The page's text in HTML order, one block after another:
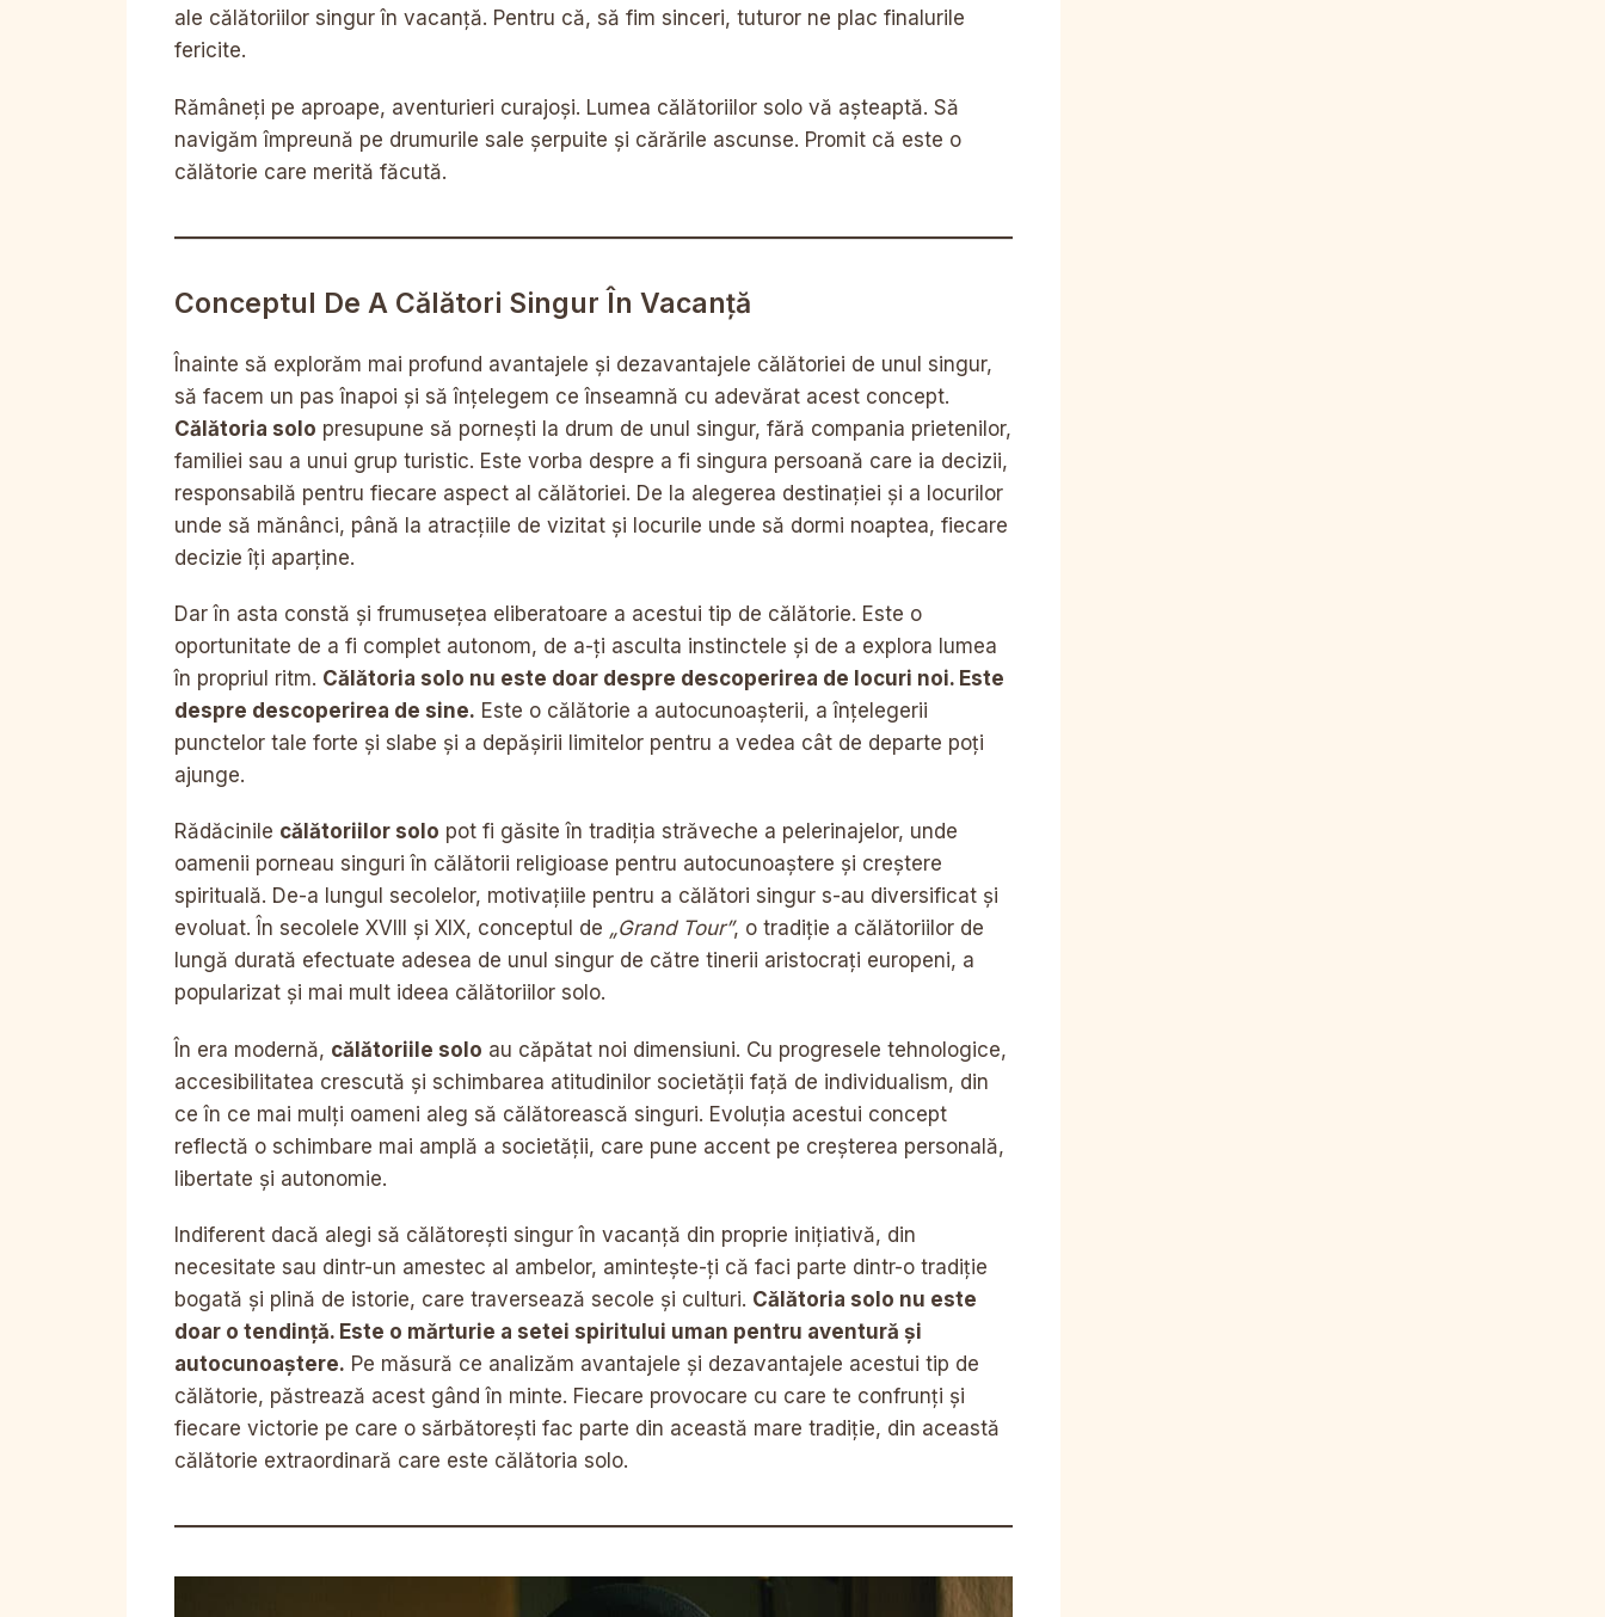
ale călătoriilor singur în vacanță. Pentru că, să fim sinceri, tuturor ne plac finalurile
fericite.
Rămâneți pe aproape, aventurieri curajoși. Lumea călătoriilor solo vă așteaptă. Să
navigăm împreună pe drumurile sale șerpuite și cărările ascunse. Promit că este o
călătorie care merită făcută.
Conceptul De A Călători Singur În Vacanță
Înainte să explorăm mai profund avantajele și dezavantajele călătoriei de unul singur,
să facem un pas înapoi și să înțelegem ce înseamnă cu adevărat acest concept.
Călătoria solo presupune să pornești la drum de unul singur, fără compania prietenilor,
familiei sau a unui grup turistic. Este vorba despre a fi singura persoană care ia decizii,
responsabilă pentru fiecare aspect al călătoriei. De la alegerea destinației și a locurilor
unde să mănânci, până la atracțiile de vizitat și locurile unde să dormi noaptea, fiecare
decizie îți aparține.
Dar în asta constă și frumusețea eliberatoare a acestui tip de călătorie. Este o
oportunitate de a fi complet autonom, de a-ți asculta instinctele și de a explora lumea
în propriul ritm. Călătoria solo nu este doar despre descoperirea de locuri noi. Este
despre descoperirea de sine. Este o călătorie a autocunoașterii, a înțelegerii
punctelor tale forte și slabe și a depășirii limitelor pentru a vedea cât de departe poți
ajunge.
Rădăcinile călătoriilor solo pot fi găsite în tradiția străveche a pelerinajelor, unde
oamenii porneau singuri în călătorii religioase pentru autocunoaștere și creștere
spirituală. De-a lungul secolelor, motivațiile pentru a călători singur s-au diversificat și
evoluat. În secolele XVIII și XIX, conceptul de „Grand Tour”, o tradiție a călătoriilor de
lungă durată efectuate adesea de unul singur de către tinerii aristocrați europeni, a
popularizat și mai mult ideea călătoriilor solo.
În era modernă, călătoriile solo au căpătat noi dimensiuni. Cu progresele tehnologice,
accesibilitatea crescută și schimbarea atitudinilor societății față de individualism, din
ce în ce mai mulți oameni aleg să călătorească singuri. Evoluția acestui concept
reflectă o schimbare mai amplă a societății, care pune accent pe creșterea personală,
libertate și autonomie.
Indiferent dacă alegi să călătorești singur în vacanță din proprie inițiativă, din
necesitate sau dintr-un amestec al ambelor, amintește-ți că faci parte dintr-o tradiție
bogată și plină de istorie, care traversează secole și culturi. Călătoria solo nu este
doar o tendință. Este o mărturie a setei spiritului uman pentru aventură și
autocunoaștere. Pe măsură ce analizăm avantajele și dezavantajele acestui tip de
călătorie, păstrează acest gând în minte. Fiecare provocare cu care te confrunți și
fiecare victorie pe care o sărbătorești fac parte din această mare tradiție, din această
călătorie extraordinară care este călătoria solo.